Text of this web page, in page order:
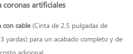
coronas artificiales
con cable (Cinta de 2,5 pulgadas de
yardas) para un acabado completo y de